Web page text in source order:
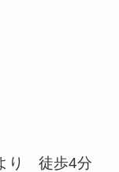
り 徒歩4分